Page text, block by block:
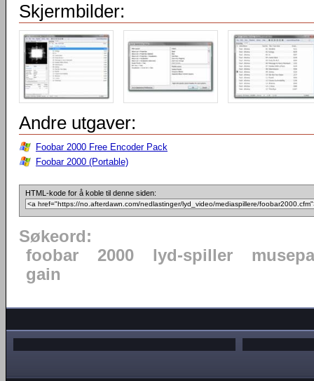
Skjermbilder:
Andre utgaver:
Foobar 2000 Free Encoder Pack
Foobar 2000 (Portable)
HTML-kode for å koble til denne siden:
Søkeord:
foobar
2000 lyd-spiller
gain